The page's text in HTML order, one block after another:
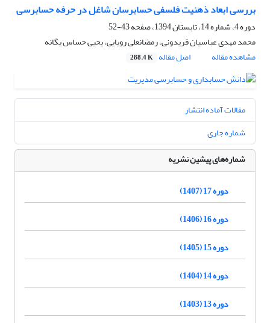
بررسی ابعاد ذهنیت فلسفی حسابرسان شاغل در حرفه حسابرسی
دوره 4، شماره 14، تابستان 1394، صفحه
43-52
محمد مهدی عباسیان فریدونی، رمضانعلی رویایی، یحیی حساس یگانه
مشاهده مقاله
اصل مقاله 288.4 K
مقالات آماده انتشار
شماره جاری
شماره‌های پیشین نشریه
دوره 17 (1407)
دوره 16 (1406)
دوره 15 (1405)
دوره 14 (1404)
دوره 13 (1403)